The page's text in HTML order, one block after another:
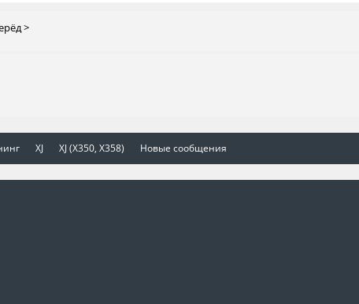
>
XJ XJ (X350, X358) Новые сообщения